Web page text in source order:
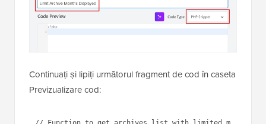
Continuați și lipiți următorul fragment de cod în caseta
Previzualizare cod: